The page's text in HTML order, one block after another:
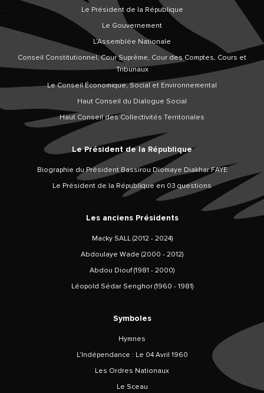
Le Président de la République
Le Gouvernement
L’Assemblée Nationale
Conseil Constitutionnel, Cour Suprême, Cour des Comptes, Cours et
Tribunaux
Le Conseil Économique, Social et Environnemental
Haut Conseil du Dialogue Social
Haut Conseil des Collectivités Territoriales
Le Président de la République
Biographie du Président Bassirou Diomaye Diakhar FAYE
Le Président de la République en 03 questions
Les anciens Présidents
Macky SALL (2012 - 2024)
Abdoulaye Wade (2000 - 2012)
Abdou Diouf (1981 - 2000)
Léopold Sédar Senghor (1960 - 1981)
Symboles
Hymnes
L’Indépendance : Le 04 Avril 1960
Les Ordres Nationaux
Le Sceau